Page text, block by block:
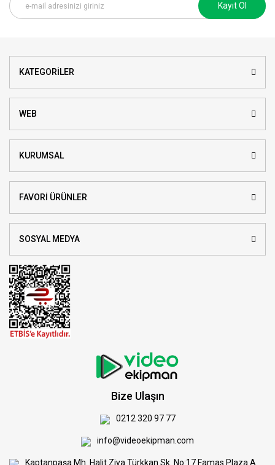
Kayıt Ol
KATEGORİLER
WEB
KURUMSAL
FAVORİ ÜRÜNLER
SOSYAL MEDYA
Bize Ulaşın
0212 320 97 77
info@videoekipman.com
Kaptanpaşa Mh. Halit Ziya Türkkan Sk. No:17 Famas Plaza A